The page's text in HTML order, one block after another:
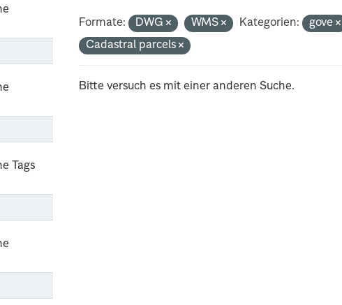
Tags
Formate: DWG WMS Kategorien: gove
Cadastral parcels
Bitte versuch es mit einer anderen Suche.